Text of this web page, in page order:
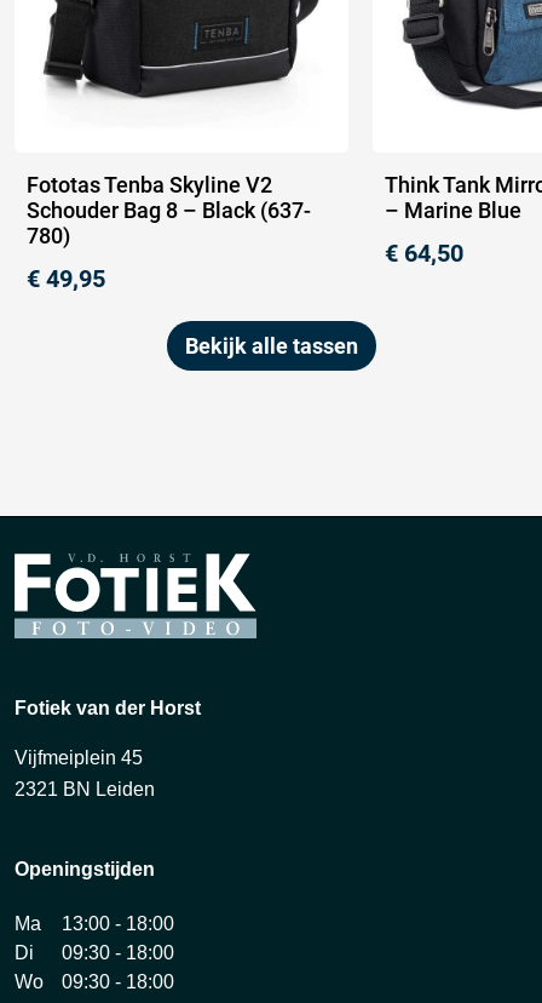
Fototas Tenba Skyline V2
Schouder Bag 8 – Black (637-
780)
€ 49,95
Think Tank
– Marine Blue
€ 64,50
Bekijk alle tassen
Fotiek van der Horst
Vijfmeiplein 45
2321 BN Leiden
Openingstijden
Ma
13:00 - 18:00
Di
09:30 - 18:00
Wo
09:30 - 18:00